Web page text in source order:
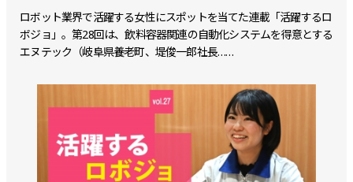
ロボット業界で活躍する女性にスポットを当てた連載「活躍するロ
ボジョ」。第28回は、飲料容器関連の自動化システムを得意とする
エヌテック（岐阜県養老町、堤俊一郎社長……